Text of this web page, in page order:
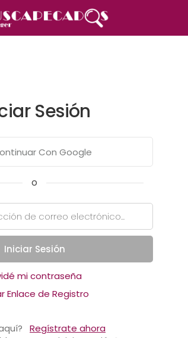
Sesión
Con Google
o
Iniciar Sesión
mi contraseña
Enlace de Registro
Regístrate ahora